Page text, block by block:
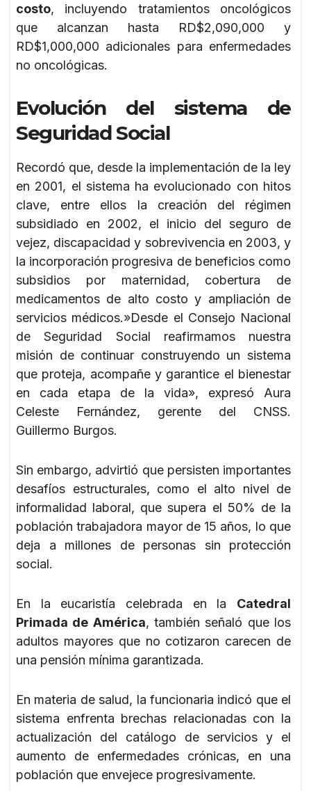
costo, incluyendo tratamientos oncológicos
que alcanzan hasta RD$2,090,000 y
RD$1,000,000 adicionales para enfermedades
no oncológicas.
Evolución del sistema de
Seguridad Social
Recordó que, desde la implementación de la ley
en 2001, el sistema ha evolucionado con hitos
clave, entre ellos la creación del régimen
subsidiado en 2002, el inicio del seguro de
vejez, discapacidad y sobrevivencia en 2003, y
la incorporación progresiva de beneficios como
subsidios por maternidad, cobertura de
medicamentos de alto costo y ampliación de
servicios médicos.»Desde el Consejo Nacional
de Seguridad Social reafirmamos nuestra
misión de continuar construyendo un sistema
que proteja, acompañe y garantice el bienestar
en cada etapa de la vida», expresó Aura
Celeste Fernández, gerente del CNSS.
Guillermo Burgos.
Sin embargo, advirtió que persisten importantes
desafíos estructurales, como el alto nivel de
informalidad laboral, que supera el 50% de la
población trabajadora mayor de 15 años, lo que
deja a millones de personas sin protección
social.
En la eucaristía celebrada en la Catedral
Primada de América, también señaló que los
adultos mayores que no cotizaron carecen de
una pensión mínima garantizada.
En materia de salud, la funcionaria indicó que el
sistema enfrenta brechas relacionadas con la
actualización del catálogo de servicios y el
aumento de enfermedades crónicas, en una
población que envejece progresivamente.